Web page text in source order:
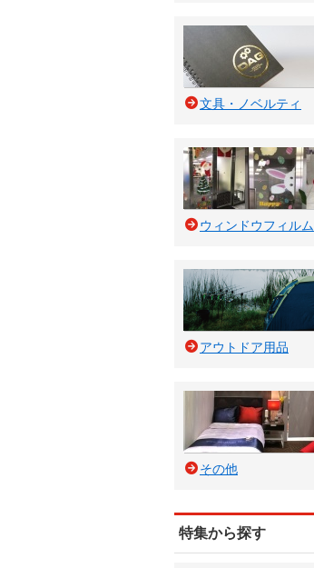
文具・ノベルティ
ウィンドウフィルム
アウトドア用品
その他
特集から探す